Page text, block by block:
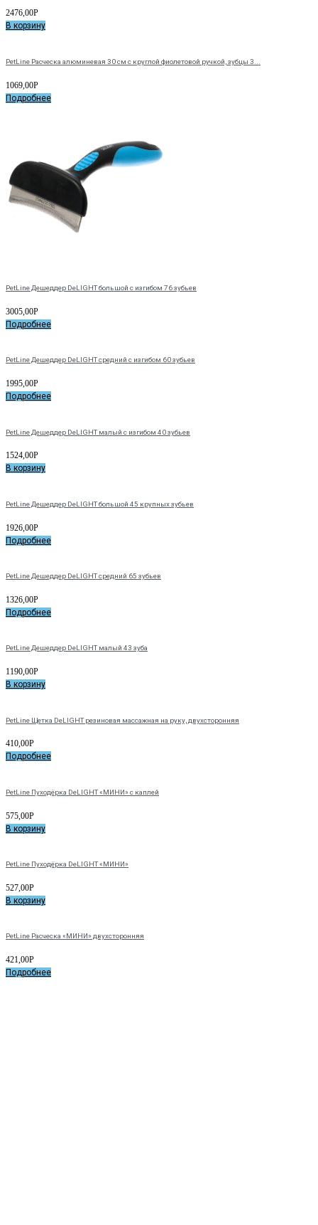
2476,00Р
В корзину
PetLine Расческа алюминевая 30 см с круглой фиолетовой ручкой, зубцы 3...
1069,00Р
Подробнее
PetLine Дешеддер DeLIGHT большой с изгибом 76 зубьев
3005,00Р
Подробнее
PetLine Дешеддер DeLIGHT средний с изгибом 60 зубьев
1995,00Р
Подробнее
PetLine Дешеддер DeLIGHT малый с изгибом 40 зубьев
1524,00Р
В корзину
PetLine Дешеддер DeLIGHT большой 45 крупных зубьев
1926,00Р
Подробнее
PetLine Дешеддер DeLIGHT средний 65 зубьев
1326,00Р
Подробнее
PetLine Дешеддер DeLIGHT малый 43 зуба
1190,00Р
В корзину
PetLine Щетка DeLIGHT резиновая массажная на руку, двухсторонняя
410,00Р
Подробнее
PetLine Пуходёрка DeLIGHT «МИНИ» с каплей
575,00Р
В корзину
PetLine Пуходёрка DeLIGHT «МИНИ»
527,00Р
В корзину
PetLine Расческа «МИНИ» двухсторонняя
421,00Р
Подробнее